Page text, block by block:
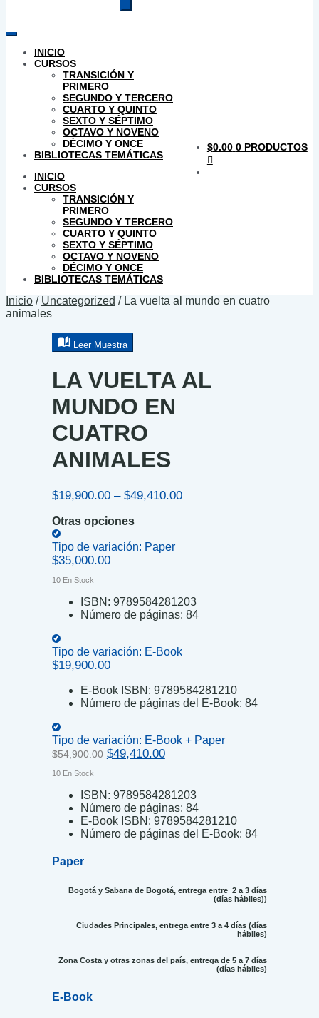
productos
INICIO
CURSOS
TRANSICIÓN Y
PRIMERO
SEGUNDO Y TERCERO
CUARTO Y QUINTO
SEXTO Y SÉPTIMO
OCTAVO Y NOVENO
DÉCIMO Y ONCE
BIBLIOTECAS TEMÁTICAS
INICIO
CURSOS
TRANSICIÓN Y
PRIMERO
SEGUNDO Y TERCERO
CUARTO Y QUINTO
SEXTO Y SÉPTIMO
OCTAVO Y NOVENO
DÉCIMO Y ONCE
BIBLIOTECAS TEMÁTICAS
$0.00 0 PRODUCTOS
Inicio / Uncategorized / La vuelta al mundo en cuatro
animales
Leer Muestra
LA VUELTA AL
MUNDO EN
CUATRO
ANIMALES
$19,900.00 – $49,410.00Price
Otras opciones
Tipo de variación: Paper
$35,000.00
10 En Stock
ISBN: 9789584281203
Número de páginas: 84
Tipo de variación: E-Book
$19,900.00
E-Book ISBN: 9789584281210
Número de páginas del E-Book: 84
Tipo de variación: E-Book + Paper
$54,900.00 Original
$54,900.00.
$49,410.00Current
$49,410.00.
10 En Stock
ISBN: 9789584281203
Número de páginas: 84
E-Book ISBN: 9789584281210
Número de páginas del E-Book: 84
Paper
Bogotá y Sabana de Bogotá, entrega entre 2 a 3 días
(días hábiles))
Ciudades Principales, entrega entre 3 a 4 días (días
hábiles)
Zona Costa y otras zonas del país, entrega de 5 a 7 días
(días hábiles)
E-Book